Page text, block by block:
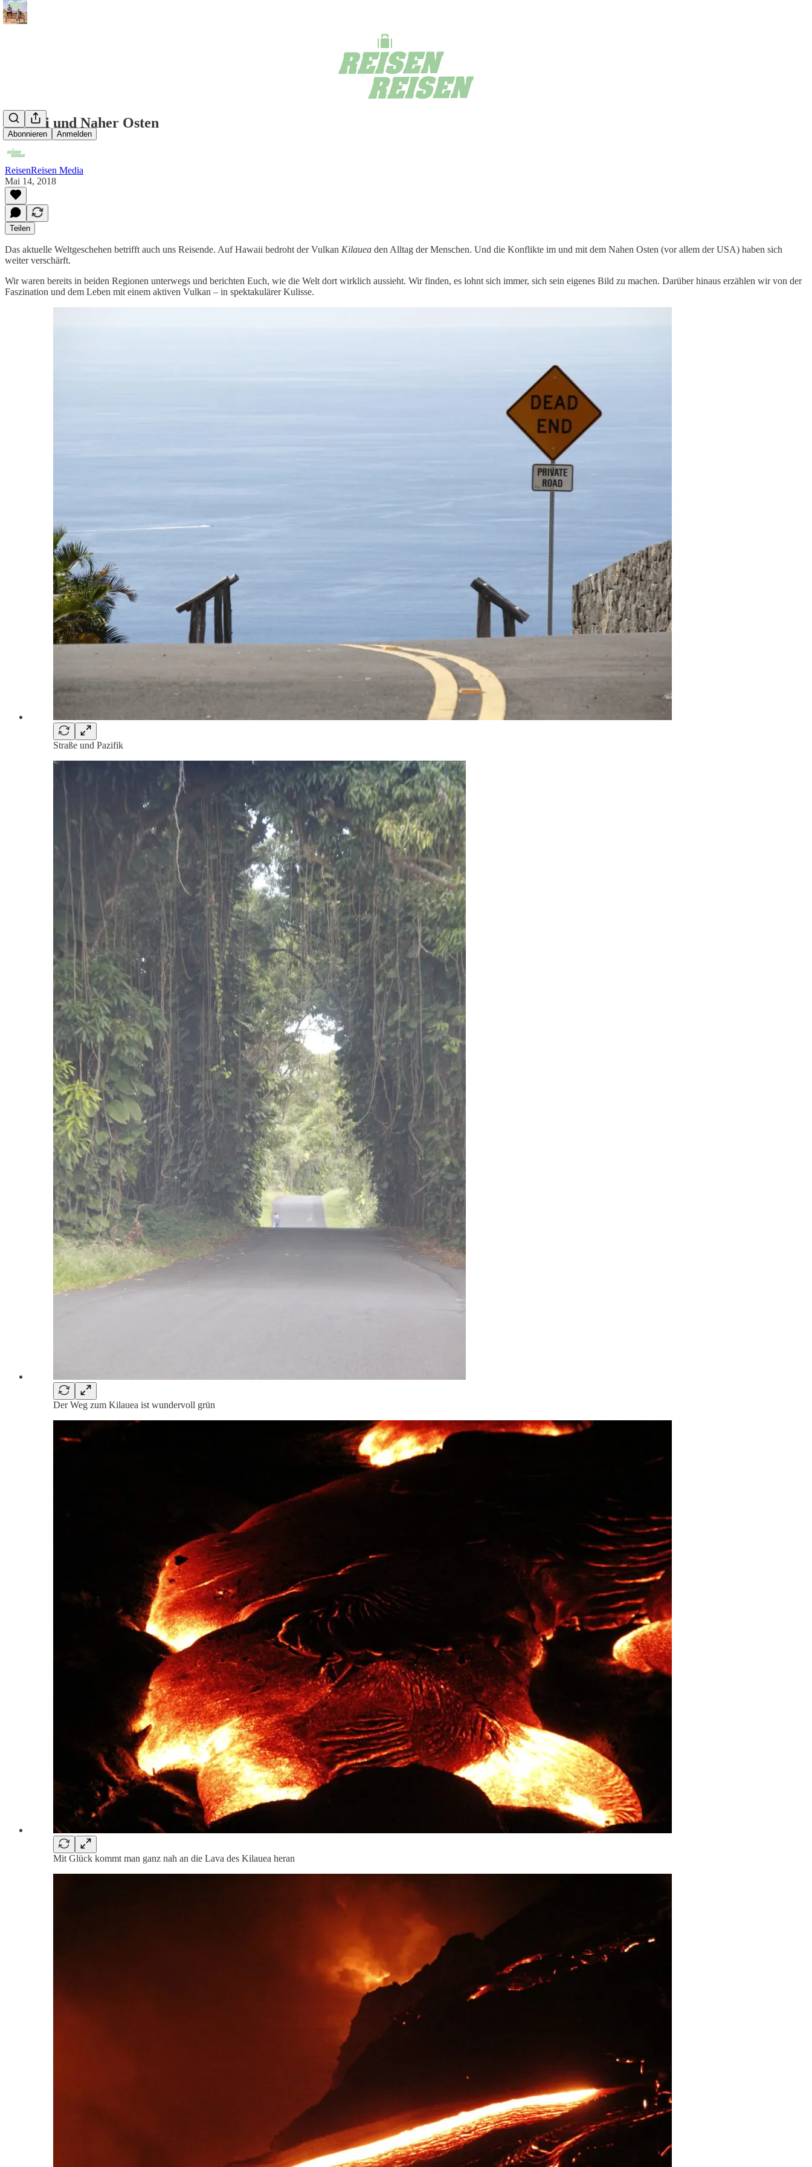
Abonnieren Anmelden
Hawaii und Naher Osten
ReisenReisen Media
Mai 14, 2018
Teilen
Das aktuelle Weltgeschehen betrifft auch uns Reisende. Auf Hawaii bedroht der Vulkan Kilauea den Alltag der Menschen. Und die Konflikte im und mit dem Nahen Osten (vor allem der USA) haben sich
weiter verschärft.
Wir waren bereits in beiden Regionen unterwegs und berichten Euch, wie die Welt dort wirklich aussieht. Wir finden, es lohnt sich immer, sich sein eigenes Bild zu machen. Darüber hinaus erzählen wir von der
Faszination und dem Leben mit einem aktiven Vulkan – in spektakulärer Kulisse.
Straße und Pazifik
Der Weg zum Kilauea ist wundervoll grün
Mit Glück kommt man ganz nah an die Lava des Kilauea heran